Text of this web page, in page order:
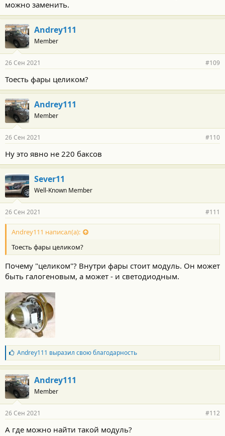
можно заменить.
Andrey111
Member
26 Сен 2021 #109
Тоесть фары целиком?
Andrey111
Member
26 Сен 2021 #110
Ну это явно не 220 баксов
Sever11
Well-Known Member
26 Сен 2021 #111
Andrey111 написал(а):
Тоесть фары целиком?
Почему "целиком"? Внутри фары стоит модуль. Он может
быть галогеновым, а может - и светодиодным.
Б
л
а
г
о
д
а
н
с
Andrey111 выразил свою благодарность
Andrey111
Member
26 Сен 2021 #112
А где можно найти такой модуль?